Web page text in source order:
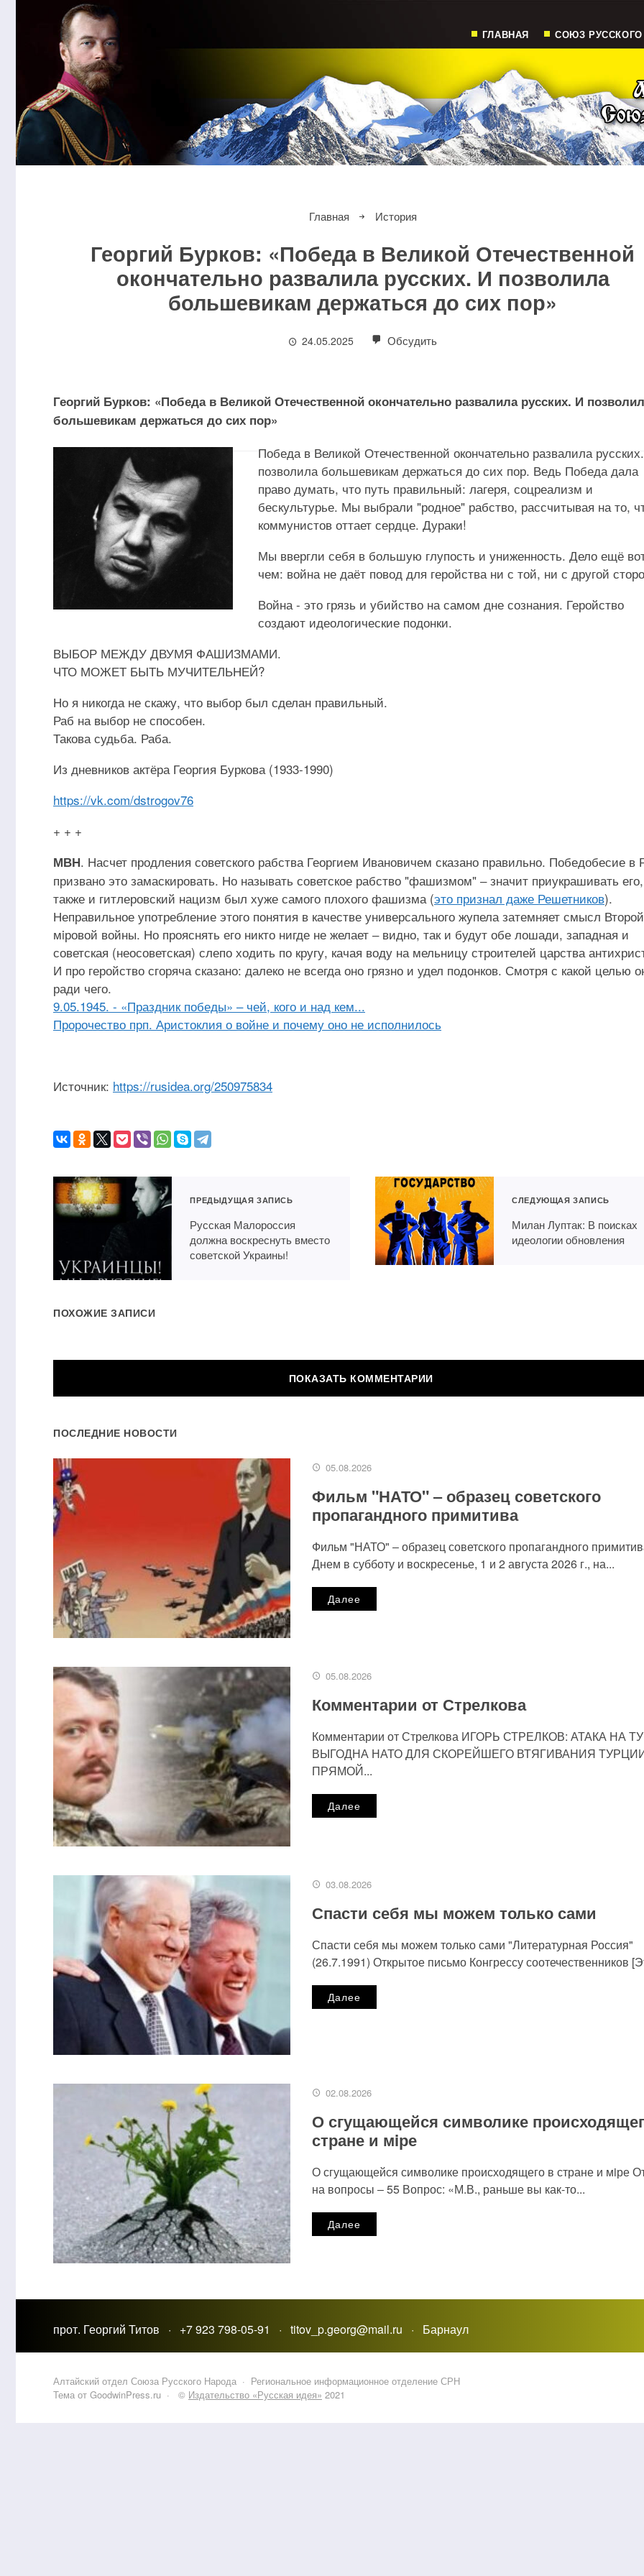
ГЛАВНАЯ СОЮЗ
Главная История
Георгий Бурков: «Победа в Великой Отечественной
окончательно развалила русских. И позволила
большевикам держаться до сих пор»
24.05.2025 Обсудить
Георгий Бурков: «Победа в Великой Отечественной окончательно развалила русских. И
большевикам держаться до сих пор»
Победа в Великой Отечественной окончательно развалила
позволила большевикам держаться до сих пор. Ведь Победа дала
право думать, что путь правильный: лагеря, соцреализм и
бескультурье. Мы выбрали "родное" рабство, рассчитывая на то,
коммунистов оттает сердце. Дураки!
Мы ввергли себя в большую глупость и униженность. Дело ещё
чем: война не даёт повод для геройства ни с той, ни с другой
Война - это грязь и убийство на самом дне сознания. Геройство
создают идеологические подонки.
ВЫБОР МЕЖДУ ДВУМЯ ФАШИЗМАМИ.
ЧТО МОЖЕТ БЫТЬ МУЧИТЕЛЬНЕЙ?
Но я никогда не скажу, что выбор был сделан правильный.
Раб на выбор не способен.
Такова судьба. Раба.
Из дневников актёра Георгия Буркова (1933-1990)
https://vk.com/dstrogov76
+ + +
МВН. Насчет продления советского рабства Георгием Ивановичем сказано правильно. Победобесие в
призвано это замаскировать. Но называть советское рабство "фашизмом" ‒ значит приукрашивать его,
также и гитлеровский нацизм был хуже самого плохого фашизма (это признал даже Решетников).
Неправильное употребление этого понятия в качестве универсального жупела затемняет смысл Второй
мiровой войны. Но прояснять его никто нигде не желает ‒ видно, так и будут обе лошади, западная и
советская (неосоветская) слепо ходить по кругу, качая воду на мельницу строителей царства
И про геройство сгоряча сказано: далеко не всегда оно грязно и удел подонков. Смотря с какой целью
ради чего.
9.05.1945. - «Праздник победы» – чей, кого и над кем...
Пророчество прп. Аристоклия о войне и почему оно не исполнилось
Источник: https://rusidea.org/250975834
ПРЕДЫДУЩАЯ ЗАПИСЬ
Русская Малороссия
должна воскреснуть вместо
советской Украины!
СЛЕДУЮЩАЯ ЗАПИСЬ
Милан Луптак: В поисках
идеологии обновления
ПОХОЖИЕ ЗАПИСИ
Комментарий
Этот сайт использует Akismet для борьбы со спамом.Узнайте, как обрабатываются ваши данные
Отправляя сообщение, Вы разрешаете сбор и обработку персональных данных.
ПОСЛЕДНИЕ НОВОСТИ
05.08.2026
Фильм "НАТО" ‒ образец советского
пропагандного примитива
Фильм "НАТО" ‒ образец советского пропагандного
Днем в субботу и воскресенье, 1 и 2 августа 2026 г., на...
Далее
05.08.2026
Комментарии от Стрелкова
Комментарии от Стрелкова ИГОРЬ СТРЕЛКОВ: АТАКА НА
ВЫГОДНА НАТО ДЛЯ СКОРЕЙШЕГО ВТЯГИВАНИЯ
ПРЯМОЙ...
Далее
03.08.2026
Спасти себя мы можем только сами
Спасти себя мы можем только сами "Литературная Россия"
(26.7.1991) Открытое письмо Конгрессу соотечественников
Далее
02.08.2026
О сгущающейся символике
стране и мiре
О сгущающейся символике происходящего в стране и мiре
на вопросы ‒ 55 Вопрос: «М.В., раньше вы как-то...
Далее
прот. Георгий Титов · +7 923 798-05-91 · titov_p.georg@mail.ru · Барнаул
Алтайский отдел Союза Русского Народа · Региональное информационное отделение СРН
Тема от GoodwinPress.ru · © Издательство «Русская идея» 2021